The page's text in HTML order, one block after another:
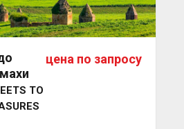
TO
цена по запросу